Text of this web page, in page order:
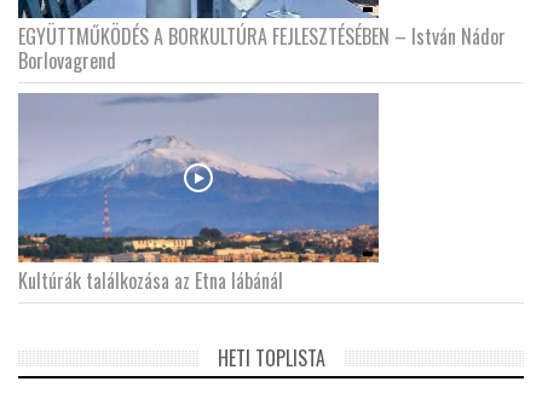
EGYÜTTMŰKÖDÉS A BORKULTÚRA FEJLESZTÉSÉBEN – István Nádor
Borlovagrend
Kultúrák találkozása az Etna lábánál
HETI TOPLISTA